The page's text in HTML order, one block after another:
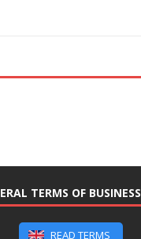
TERMS OF BUSINESS
READ TERMS